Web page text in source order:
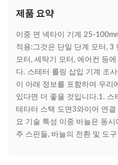
제품 요약
이중 면 넥타이 기계 25-
적용:그것은 단일 단계 모터, 3
모터, 세탁기 모터, 에어컨 등
다. 스테터 롤링 삽입 기계 조
이 아래 정보를 포함하여 우리
있다면 더 좋을 것입니다.1. 스
테타터 스택 도면3와이어 연
요 기술 특성 이중 바늘은 동
주 스핀들, 바늘의 전환 및 도